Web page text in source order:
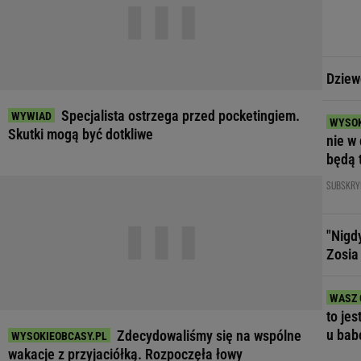
Specjalista ostrzega przed pocketingiem.
Skutki mogą być dotkliwe
Zdecydowaliśmy się na wspólne
wakacje z przyjaciółką. Rozpoczęła łowy
nie w
będą
Zosia
to
u